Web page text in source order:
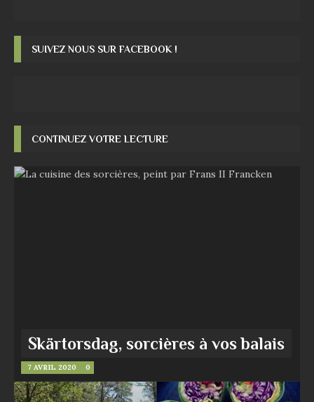
SUIVEZ NOUS SUR FACEBOOK !
CONTINUEZ VOTRE LECTURE
Skärtorsdag, sorcières à vos balais
7 AVRIL 2020 0